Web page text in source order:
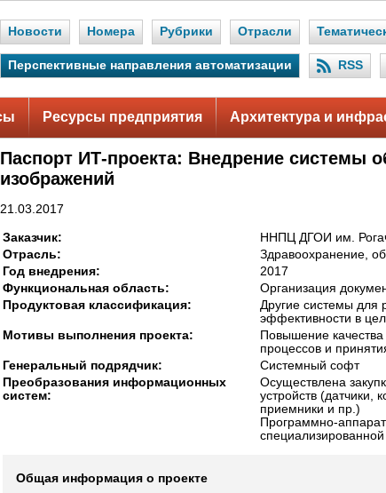
Новости Номера Рубрики Отрасли
Перспективные направления автоматизации RSS
Ресурсы предприятия Архитектура и
Паспорт ИТ-проекта: Внедрение системы
изображений
21.03.2017
Заказчик:
ННПЦ ДГОИ им.
Отрасль:
Здравоохранение,
Год внедрения:
2017
Функциональная область:
Организация
Продуктовая классификация:
Другие системы для
эффективности в
Мотивы выполнения проекта:
Повышение
процессов и
Генеральный подрядчик:
Системный софт
Преобразования информационных
систем:
Осуществлена
устройств (датчики,
приемники и пр.)
Программно-
специализированной
Общая информация о проекте